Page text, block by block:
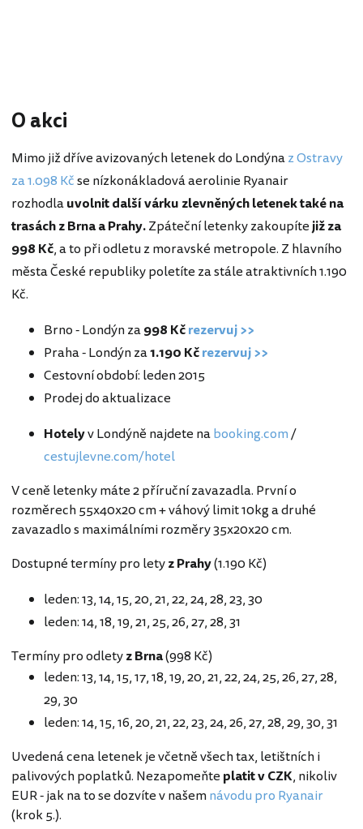
O akci
Mimo již dříve avizovaných letenek do Londýnaz Ostravy
za 1.098 Kčse nízkonákladová aerolinie Ryanair
rozhodlauvolnit další várku zlevněných letenek také na
trasách z Brna a Prahy.Zpáteční letenky zakoupítejiž za
998 Kč, a to při odletu z moravské metropole. Z hlavního
města České republiky poletíte za stále atraktivních 1.190
Kč.
Brno - Londýn za998 Kčrezervuj >>
Praha - Londýn za1.190 Kčrezervuj >>
Cestovní období: leden 2015
Prodej do aktualizace
Hotelyv Londýně najdete nabooking.com/
cestujlevne.com/hotel
V ceně letenky máte 2 příruční zavazadla. První o
rozměrech 55x40x20 cm + váhový limit 10kg a druhé
zavazadlo s maximálními rozměry 35x20x20 cm.
Dostupné termíny pro letyz Prahy(1.190 Kč)
leden: 13, 14, 15, 20, 21, 22, 24, 28, 23, 30
leden: 14, 18, 19, 21, 25, 26, 27, 28, 31
Termíny pro odletyz Brna(998 Kč)
leden: 13, 14, 15, 17, 18, 19, 20, 21, 22, 24, 25, 26, 27, 28,
29, 30
leden: 14, 15, 16, 20, 21, 22, 23, 24, 26, 27, 28, 29, 30, 31
Uvedená cena letenek je včetně všech tax, letištních i
palivových poplatků. Nezapomeňte platit v CZK, nikoliv
EUR - jak na to se dozvíte v našemnávodu pro Ryanair
(krok 5.).